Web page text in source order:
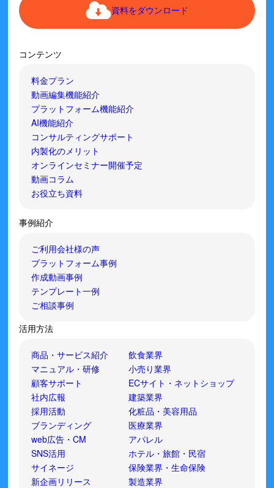
資料をダウンロード
コンテンツ
料金プラン
動画編集機能紹介
プラットフォーム機能紹介
AI機能紹介
コンサルティングサポート
内製化のメリット
オンラインセミナー開催予定
動画コラム
お役立ち資料
事例紹介
ご利用会社様の声
プラットフォーム事例
作成動画事例
テンプレート一例
ご相談事例
活用方法
商品・サービス紹介
マニュアル・研修
顧客サポート
社内広報
採用活動
ブランディング
web広告・CM
SNS活用
サイネージ
新企画リリース
飲食業界
小売り業界
ECサイト・ネットショップ
建築業界
化粧品・美容用品
医療業界
アパレル
ホテル・旅館・民宿
保険業界・生命保険
製造業界